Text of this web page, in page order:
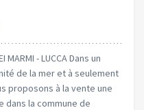
MARMI - LUCCA Dans un
de la mer et à seulement
proposons à la vente une
dans la commune de